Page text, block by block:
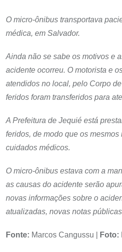
O micro-ônibus transportava
médica, em Salvador.
Ainda não se sabe os motivos e
acidente ocorreu. O motorista e
atendidos no local, pelo Corpo
feridos foram transferidos para
A Prefeitura de Jequié está
feridos, de modo que os
cuidados médicos.
O micro-ônibus estava com a
as causas do acidente serão
novas informações sobre o
atualizadas, novas notas
Fonte: Marcos Cangussu | Foto: